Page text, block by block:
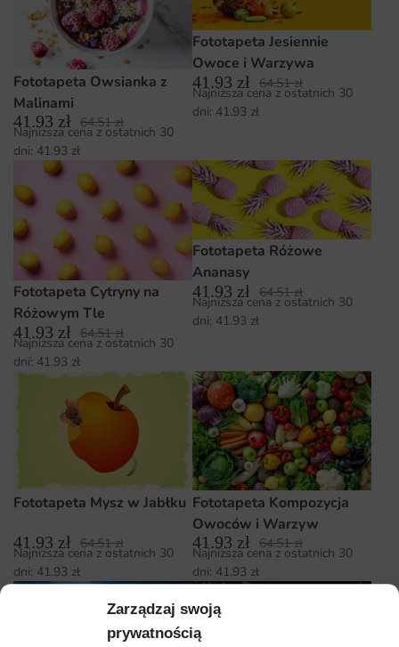
Zarządzaj swoją
prywatnością
Fototapeta Owsianka z
Malinami
41.93 zł 64.51zł
Najniższa cena z ostatnich 30
dni: 41.93 zł
Fototapeta Jesiennie
Owoce i Warzywa
41.93 zł 64.51zł
Najniższa cena z ostatnich 30
dni: 41.93 zł
Fototapeta Cytryny na
Różowym Tle
41.93 zł 64.51zł
Najniższa cena z ostatnich 30
dni: 41.93 zł
Fototapeta Różowe
Ananasy
41.93 zł 64.51zł
Najniższa cena z ostatnich 30
dni: 41.93 zł
Fototapeta Mysz w Jabłku
41.93 zł 64.51zł
Najniższa cena z ostatnich 30
dni: 41.93 zł
Fototapeta Kompozycja
Owoców i Warzyw
41.93 zł 64.51zł
Najniższa cena z ostatnich 30
dni: 41.93 zł